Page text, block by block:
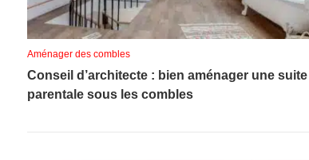
Aménager des combles
Conseil d’architecte : bien aménager une suite
parentale sous les combles